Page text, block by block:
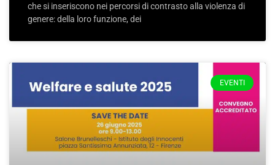
che si inseriscono nei percorsi di contrasto alla violenza di
genere: della loro funzione, dei
EVENTI